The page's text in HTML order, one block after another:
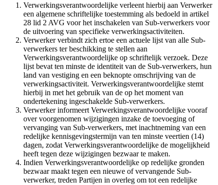
Verwerkingsverantwoordelijke verleent hierbij aan Verwerker
een algemene schriftelijke toestemming als bedoeld in artikel
28 lid 2 AVG voor het inschakelen van Sub-verwerkers voor
de uitvoering van specifieke verwerkingsactiviteiten.
Verwerker verbindt zich ertoe een actuele lijst van alle Sub-
verwerkers ter beschikking te stellen aan
Verwerkingsverantwoordelijke op schriftelijk verzoek. Deze
lijst bevat ten minste de identiteit van de Sub-verwerkers, hun
land van vestiging en een beknopte omschrijving van de
verwerkingsactiviteit. Verwerkingsverantwoordelijke stemt
hierbij in met het gebruik van de op het moment van
ondertekening ingeschakelde Sub-verwerkers.
Verwerker informeert Verwerkingsverantwoordelijke vooraf
over voorgenomen wijzigingen inzake de toevoeging of
vervanging van Sub-verwerkers, met inachtneming van een
redelijke kennisgevingstermijn van ten minste veertien (14)
dagen, zodat Verwerkingsverantwoordelijke de mogelijkheid
heeft tegen deze wijzigingen bezwaar te maken.
Indien Verwerkingsverantwoordelijke op redelijke gronden
bezwaar maakt tegen een nieuwe of vervangende Sub-
verwerker, treden Partijen in overleg om tot een redelijke